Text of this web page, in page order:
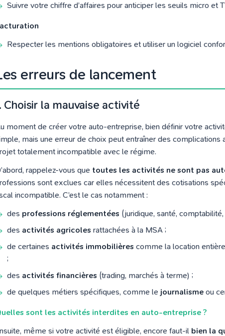
Suivre votre chiffre d’affaires pour anticiper les seuils micro et
Respecter les mentions obligatoires et utiliser un logiciel
erreurs de lancement
Choisir la mauvaise activité
moment de créer votre auto-entreprise, bien définir votre
mais une erreur de choix peut entraîner des
totalement incompatible avec le régime.
rappelez-vous que toutes les activités ne sont pas
sont exclues car elles nécessitent des cotisations
incompatible. C’est le cas notamment :
des professions réglementées (juridique, santé, comptabilité,
des activités agricoles rattachées à la MSA ;
de certaines activités immobilières comme la location
;
des activités financières (trading, marchés à terme) ;
de quelques métiers spécifiques, comme le journalisme ou
sont les activités interdites en auto-entreprise ?
même si votre activité est éligible, encore faut-il bien la